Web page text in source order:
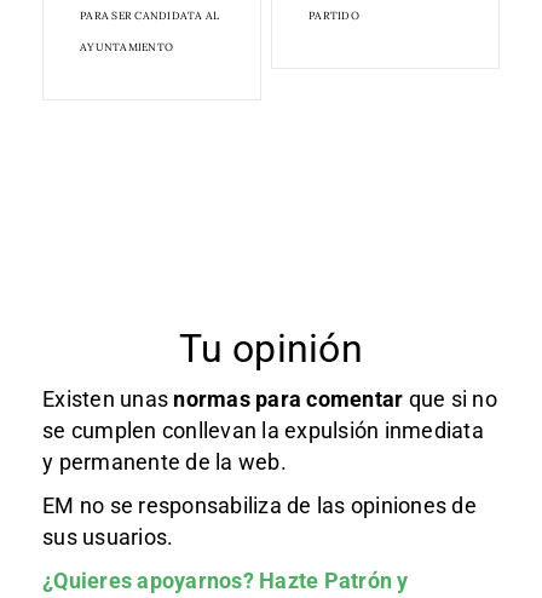
PARA SER CANDIDATA AL
AYUNTAMIENTO
PARTIDO
Tu opinión
Existen unas normas para comentar que si no
se cumplen conllevan la expulsión inmediata
y permanente de la web.
EM no se responsabiliza de las opiniones de
sus usuarios.
¿Quieres apoyarnos? Hazte Patróny